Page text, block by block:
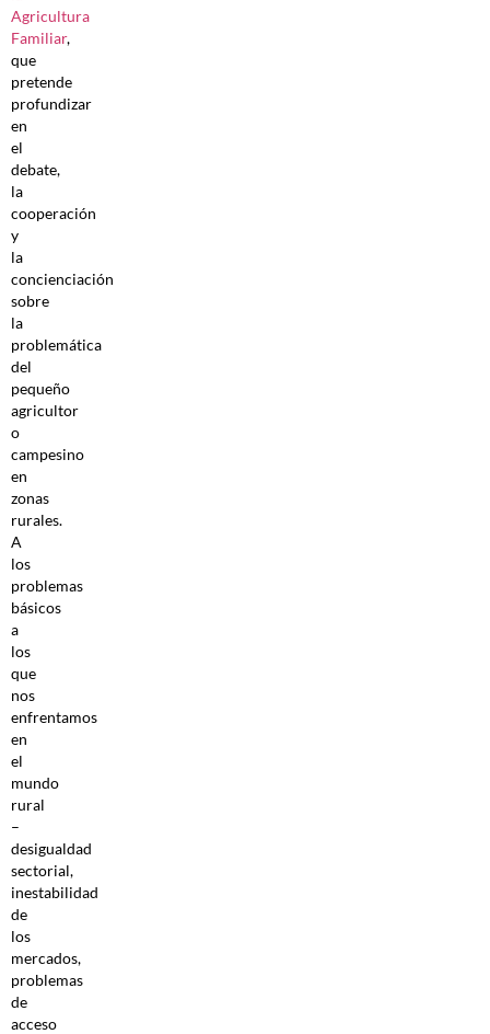
Agricultura
Familiar,
que
pretende
profundizar
en
el
debate,
la
cooperación
y
la
concienciación
sobre
la
problemática
del
pequeño
agricultor
o
campesino
en
zonas
rurales.
A
los
problemas
básicos
a
los
que
nos
enfrentamos
en
el
mundo
rural
–
desigualdad
sectorial,
inestabilidad
de
los
mercados,
problemas
de
acceso